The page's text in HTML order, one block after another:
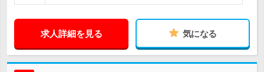
求人詳細を見る 気になる